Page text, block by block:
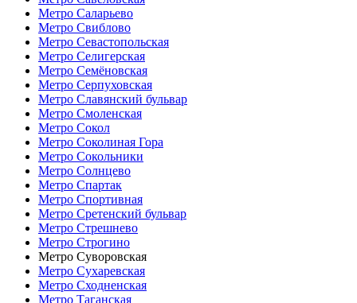
Метро Саларьево
Метро Свиблово
Метро Севастопольская
Метро Селигерская
Метро Семёновская
Метро Серпуховская
Метро Славянский бульвар
Метро Смоленская
Метро Сокол
Метро Соколиная Гора
Метро Сокольники
Метро Солнцево
Метро Спартак
Метро Спортивная
Метро Сретенский бульвар
Метро Стрешнево
Метро Строгино
Метро Суворовская
Метро Сухаревская
Метро Сходненская
Метро Таганская